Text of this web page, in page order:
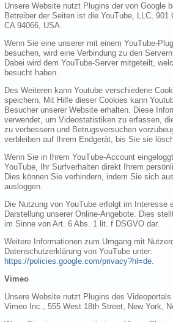
Unsere Website nutzt Plugins der von Google
Betreiber der Seiten ist die YouTube, LLC, 901
CA 94066, USA.
Wenn Sie eine unserer mit einem YouTube-
besuchen, wird eine Verbindung zu den
Dabei wird dem YouTube-Server mitgeteilt,
besucht haben.
Des Weiteren kann Youtube verschiedene
speichern. Mit Hilfe dieser Cookies kann
Besucher unserer Website erhalten. Diese
verwendet, um Videostatistiken zu erfassen,
zu verbessern und Betrugsversuchen
verbleiben auf Ihrem Endgerät, bis Sie sie
Wenn Sie in Ihrem YouTube-Account
YouTube, Ihr Surfverhalten direkt Ihrem
Dies können Sie verhindern, indem Sie sich
ausloggen.
Die Nutzung von YouTube erfolgt im Interesse
Darstellung unserer Online-Angebote. Dies
im Sinne von Art. 6 Abs. 1 lit. f DSGVO dar.
Weitere Informationen zum Umgang mit
Datenschutzerklärung von YouTube unter:
https://policies.google.com/privacy?hl=de
Vimeo
Unsere Website nutzt Plugins des
Vimeo Inc., 555 West 18th Street, New York,